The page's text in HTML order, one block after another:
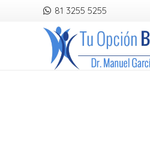
81 3255 5255